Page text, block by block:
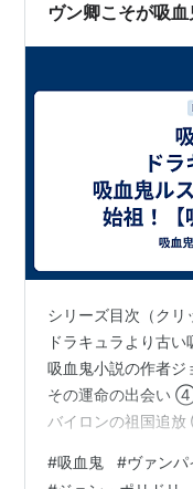
ヴン卿こそが吸
シリーズ目次（ク
ドラキュラより古
吸血鬼小説の作者ジ
その運命の出会い
バイロンの祖国追
最初の吸血鬼小説と
#吸血鬼 #ヴァンパ